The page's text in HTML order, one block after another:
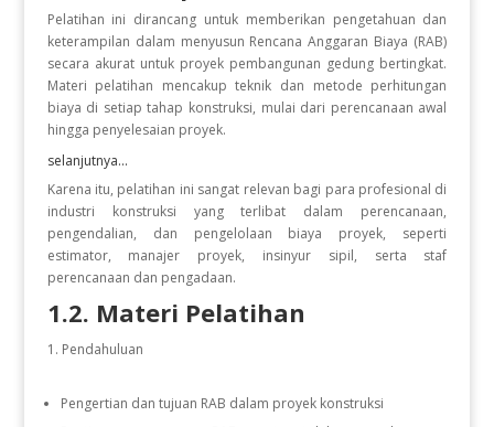
Pelatihan ini dirancang untuk memberikan pengetahuan dan
keterampilan dalam menyusun Rencana Anggaran Biaya (RAB)
secara akurat untuk proyek pembangunan gedung bertingkat.
Materi pelatihan mencakup teknik dan metode perhitungan
biaya di setiap tahap konstruksi, mulai dari perencanaan awal
hingga penyelesaian proyek.
selanjutnya...
Karena itu, pelatihan ini sangat relevan bagi para profesional di
industri konstruksi yang terlibat dalam perencanaan,
pengendalian, dan pengelolaan biaya proyek, seperti
estimator, manajer proyek, insinyur sipil, serta staf
perencanaan dan pengadaan.
1.2. Materi Pelatihan
Pendahuluan
Pengertian dan tujuan RAB dalam proyek konstruksi